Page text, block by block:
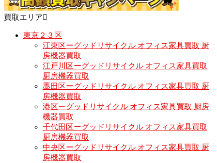
買取エリア
東京２３区
江東区ーグッドリサイクル オフィス家具買取 厨
房機器買取
江戸川区ーグッドリサイクル オフィス家具買取
厨房機器買取
墨田区ーグッドリサイクル オフィス家具買取 厨
房機器買取
港区ーグッドリサイクル オフィス家具買取 厨房
機器買取
千代田区ーグッドリサイクル オフィス家具買取
厨房機器買取
中央区ーグッドリサイクル オフィス家具買取 厨
房機器買取